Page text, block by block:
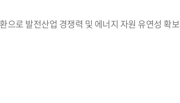
으로 발전산업 경쟁력 및 에너지 자원 유연성 확보